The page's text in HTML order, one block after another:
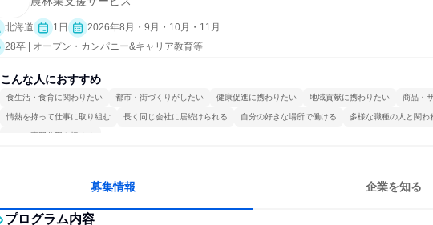
北海道 1日
2026年8月・9月・10月・11月
28卒 | オープン・カンパニー&キャリア教育等
こんな人におすすめ
食生活・食育に関わりたい 都市・街づくりがしたい 健康促進に携わりたい 地域貢献に携わりたい 商品・
情熱を持って仕事に取り組む 長く同じ会社に居続けられる 自分の好きな場所で働ける 多様な職種の人と関わ
一つの専門分野を極める
募集情報 企業を知る
プログラム内容